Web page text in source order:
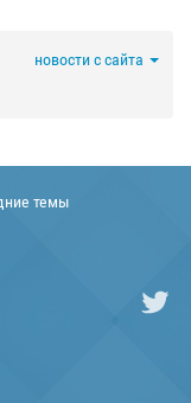
новости с сайта
темы